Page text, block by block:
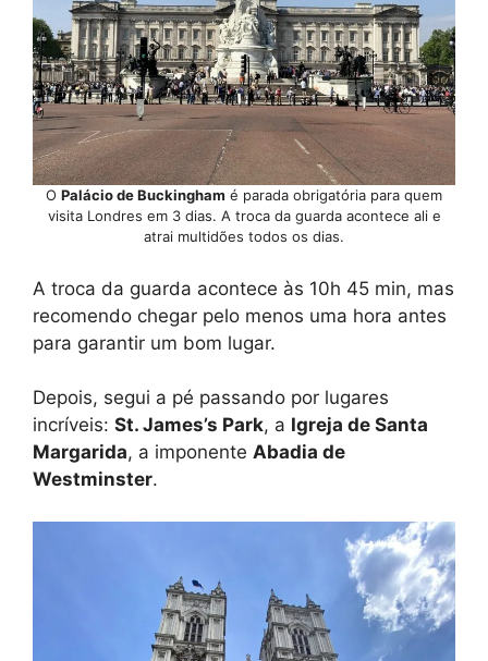
O Palácio de Buckingham é parada obrigatória para quem
visita Londres em 3 dias. A troca da guarda acontece ali e
atrai multidões todos os dias.
A troca da guarda acontece às 10h 45 min, mas
recomendo chegar pelo menos uma hora antes
para garantir um bom lugar.
Depois, segui a pé passando por lugares
incríveis: St. James’s Park, a Igreja de Santa
Margarida, a imponente Abadia de
Westminster.